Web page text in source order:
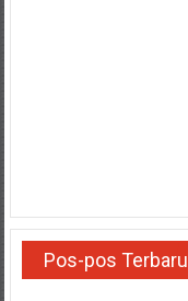
Pos-pos Terbaru